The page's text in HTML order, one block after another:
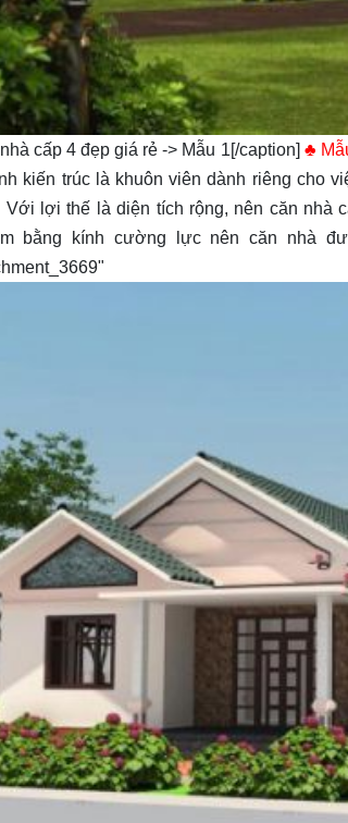
cấp 4 đẹp giá rẻ -> Mẫu 1[/caption] ♣
kiến trúc là khuôn viên dành riêng cho
Với lợi thế là diện tích rộng, nên căn nhà
bằng kính cường lực nên căn nhà